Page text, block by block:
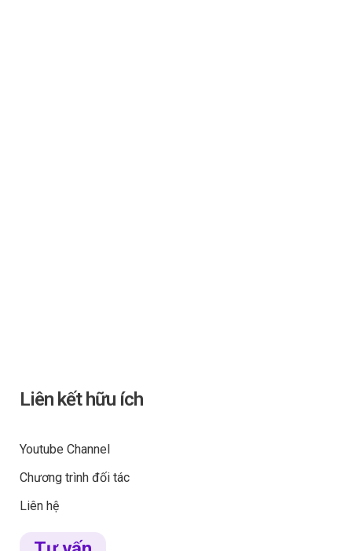
Liên kết hữu ích
Youtube Channel
Chương trình đối tác
Liên hệ